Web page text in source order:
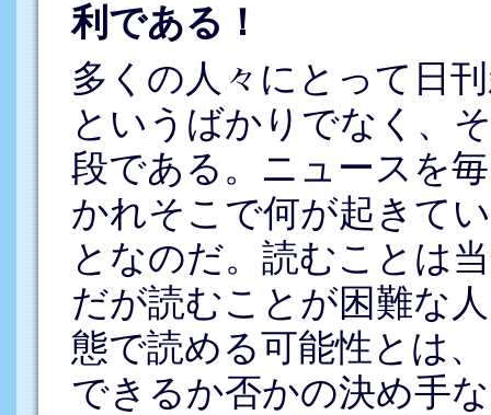
利である！
多くの人々にとって日
というばかりでなく、
段である。ニュースを
かれそこで何が起きて
となのだ。読むことは
だが読むことが困難な
態で読める可能性とは
できるか否かの決め手